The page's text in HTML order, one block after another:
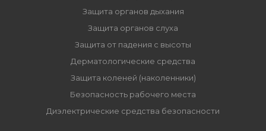
Защита органов дыхания
Защита органов слуха
Защита от падения с высоты
Дерматологические средства
Защита коленей (наколенники)
Безопасность рабочего места
Диэлектрические средства безопасности